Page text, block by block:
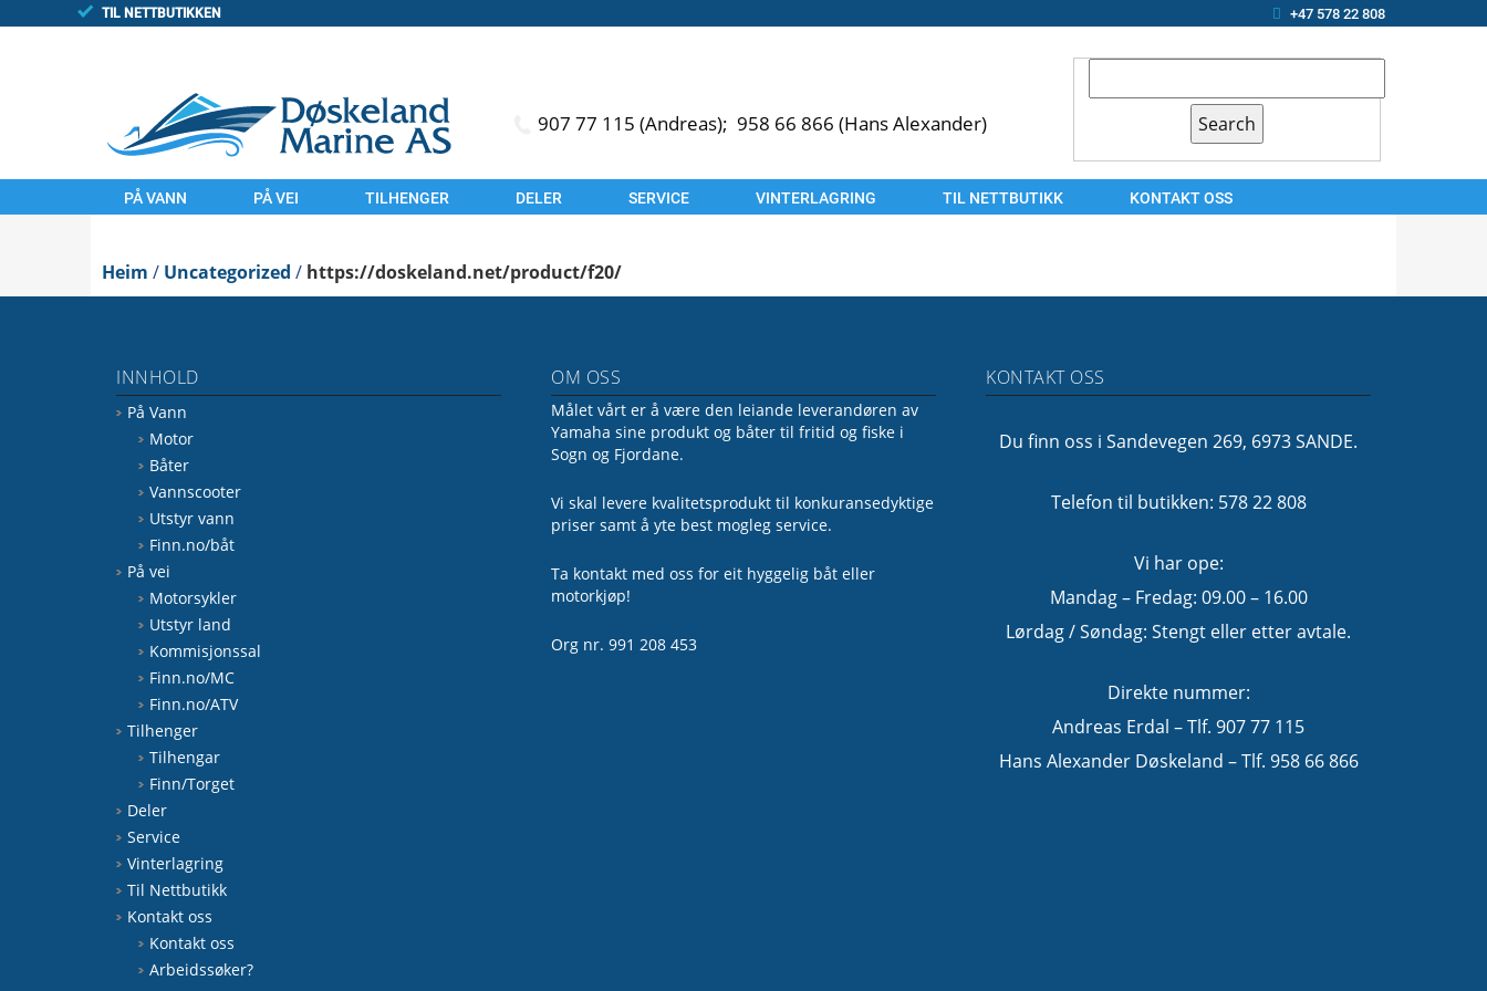
TIL NETTBUTIKKEN +47 578 22 808
907 77 115 (Andreas); 958 66 866 (Hans Alexander)
PÅ VANN
BÅTER
VANN
FINN.NO/BÅT
PÅ VEI
UTSTYR
TILHENGER
FINN/TORGET
DELER SERVICE VINTERLAGRING TIL NETTBUTIKK
KONTAKT OSS
FØLG
Heim / Uncategorized / https://doskeland.net/product/f20/
INNHOLD
På Vann
Motor
Båter
Vannscooter
Utstyr vann
Finn.no/båt
På vei
Motorsykler
Utstyr land
Kommisjonssal
Finn.no/MC
Finn.no/ATV
Tilhenger
Tilhengar
Finn/Torget
Deler
Service
Vinterlagring
Til Nettbutikk
Kontakt oss
Kontakt oss
Arbeidssøker?
OM OSS
Målet vårt er å være den leiande leverandøren av
Yamaha sine produkt og båter til fritid og fiske i
Sogn og Fjordane.
Vi skal levere kvalitetsprodukt til konkuransedyktige
priser samt å yte best mogleg service.
Ta kontakt med oss for eit hyggelig båt eller
motorkjøp!
Org nr. 991 208 453
KONTAKT OSS
Du finn oss i Sandevegen 269, 6973 SANDE.
Telefon til butikken: 578 22 808
Vi har ope:
Mandag – Fredag: 09.00 – 16.00
Lørdag / Søndag: Stengt eller etter avtale.
Direkte nummer:
Andreas Erdal – Tlf. 907 77 115
Hans Alexander Døskeland – Tlf. 958 66 866